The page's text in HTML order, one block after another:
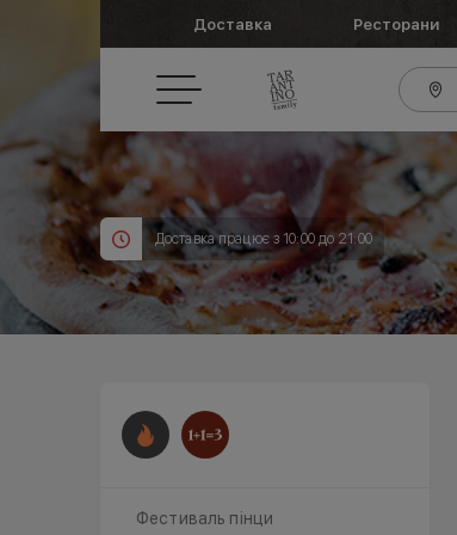
Доставка Ресторани
Доставка працює з 10:00 до 21:00
Фестиваль пінци